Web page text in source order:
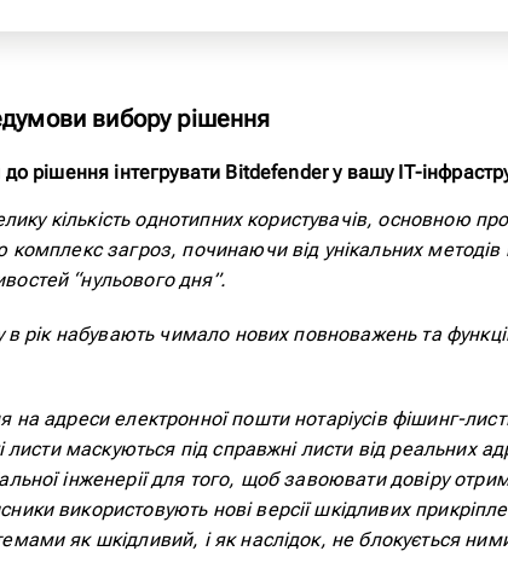
вибору рішення
рішення інтегрувати Bitdefender у вашу ІТ-
кількість однотипних користувачів, основною
загроз, починаючи від унікальних
“нульового дня”.
рік набувають чимало нових повноважень та
адреси електронної пошти нотаріусів фішинг-
маскуються під справжні листи від реальних
інженерії для того, щоб завоювати довіру
використовують нові версії шкідливих
як шкідливий, і як наслідок, не блокується